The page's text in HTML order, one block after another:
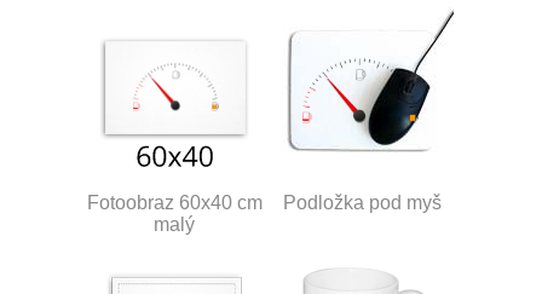
Fotoobraz 60x40 cm
malý
Podložka pod myš